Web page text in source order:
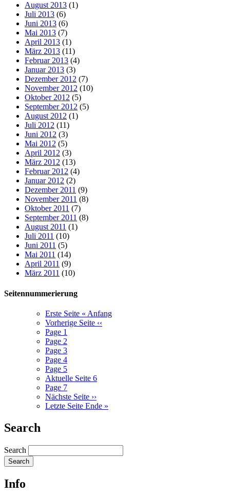
August 2013 (1)
Juli 2013 (6)
Juni 2013 (6)
Mai 2013 (7)
April 2013 (1)
März 2013 (11)
Februar 2013 (4)
Januar 2013 (3)
Dezember 2012 (7)
November 2012 (10)
Oktober 2012 (5)
September 2012 (5)
August 2012 (1)
Juli 2012 (11)
Juni 2012 (3)
Mai 2012 (5)
April 2012 (3)
März 2012 (13)
Februar 2012 (4)
Januar 2012 (2)
Dezember 2011 (9)
November 2011 (8)
Oktober 2011 (7)
September 2011 (8)
August 2011 (1)
Juli 2011 (10)
Juni 2011 (5)
Mai 2011 (14)
April 2011 (9)
März 2011 (10)
Seitennummerierung
Erste Seite « Anfang
Vorherige Seite ‹‹
Page 1
Page 2
Page 3
Page 4
Page 5
Aktuelle Seite 6
Page 7
Nächste Seite ››
Letzte Seite Ende »
Search
Search
Info